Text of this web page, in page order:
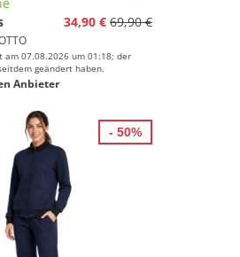
34,90 € 69,90 €
07.08.2026 um 01:18; der
geändert haben.
Anbieter
- 50%